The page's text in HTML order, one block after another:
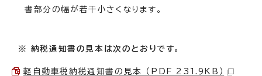
書部分の幅が若干小さくなります。
※ 納税通知書の見本は次のとおりです。
軽自動車税納税通知書の見本 （PDF 231.9KB）